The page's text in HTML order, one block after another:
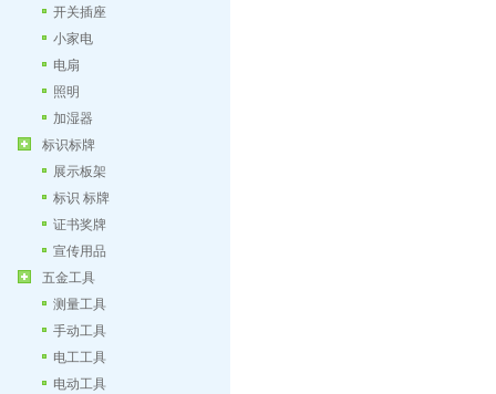
开关插座
小家电
电扇
照明
加湿器
标识标牌
展示板架
标识 标牌
证书奖牌
宣传用品
五金工具
测量工具
手动工具
电工工具
电动工具